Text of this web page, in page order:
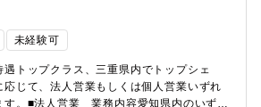
ールド東京・大阪で培った経験を活かし
堅中小企業から上場企業まで支援できま
と直接向き合う機会も豊富です。③ 未経験
ム制やOJT体制が整っており、経験領域を
境です。【募集背景】AGSコンサルティン
未経験可
遇トップクラス、三重県内でトップシェ
応じて、法人営業もしくは個人営業いずれ
す。■法人営業 業務内容愛知県内のいずれ